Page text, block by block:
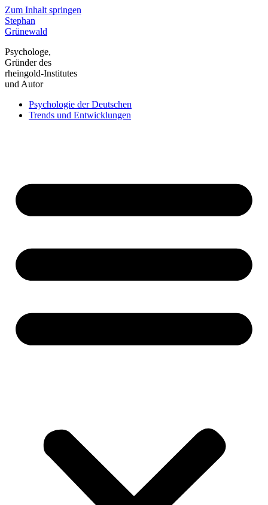
Zum Inhalt springen
Stephan
Grünewald
Psychologe,
Gründer des
rheingold-Institutes
und Autor
Psychologie der Deutschen
Trends und Entwicklungen